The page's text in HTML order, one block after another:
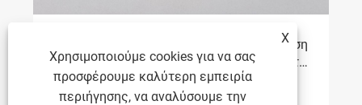
Πώς να αποτρέψετε την εκ νέου οξείδωση
των γυαλισμένων ταινιών από ανοξείδωτο
χάλυβα
Δείτε περισσότερα >>
X
Χρησιμοποιούμε cookies για να σας
προσφέρουμε καλύτερη εμπειρία
περιήγησης, να αναλύσουμε την